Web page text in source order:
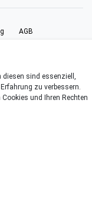
AGB
zuzüglich der
Warenwert von 20 €
diesen sind essenziell,
zu verbessern.
und Ihren Rechten